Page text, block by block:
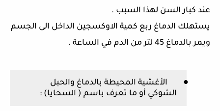
عند كبار السن لهذا السبب .
يستهلك الدماغ ربع كمية الاوكسجين الداخل الى الجسم
ويمر بالدماغ 45 لتر من الدم في الساعة .
●
الأغشية المحيطة بالدماغ والحبل
الشوكي أو ما تعرف باسم ( السحايا) :